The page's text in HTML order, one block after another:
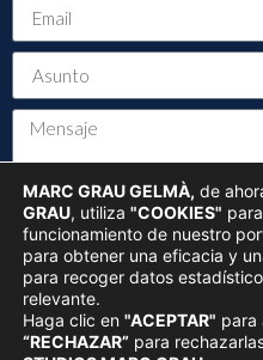
Acepto laPolítica de
ENVIAR
MARC GRAU GELMÀ, de
GRAU, utiliza "COOKIES"
funcionamiento de nuestro
para obtener una eficacia y
para recoger datos
relevante.
Haga clic en "ACEPTAR" para
“RECHAZAR” para